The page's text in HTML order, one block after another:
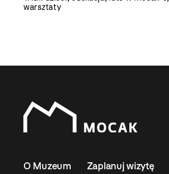
warsztaty
O Muzeum Zaplanuj wizytę